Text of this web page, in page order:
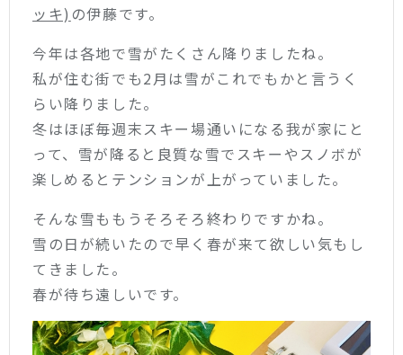
ッキ) の伊藤です。
今年は各地で雪がたくさん降りましたね。
私が住む街でも2月は雪がこれでもかと言うく
らい降りました。
冬はほぼ毎週末スキー場通いになる我が家にと
って、雪が降ると良質な雪でスキーやスノボが
楽しめるとテンションが上がっていました。
そんな雪ももうそろそろ終わりですかね。
雪の日が続いたので早く春が来て欲しい気もし
てきました。
春が待ち遠しいです。